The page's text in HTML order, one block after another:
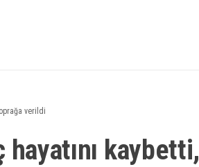
verildi
kaybetti,